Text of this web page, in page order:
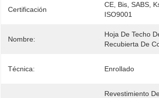
Certificación
CE, Bis, SABS,
ISO9001
Nombre:
Hoja De Techo
Recubierta De
Técnica: Enrollado
Revestimiento